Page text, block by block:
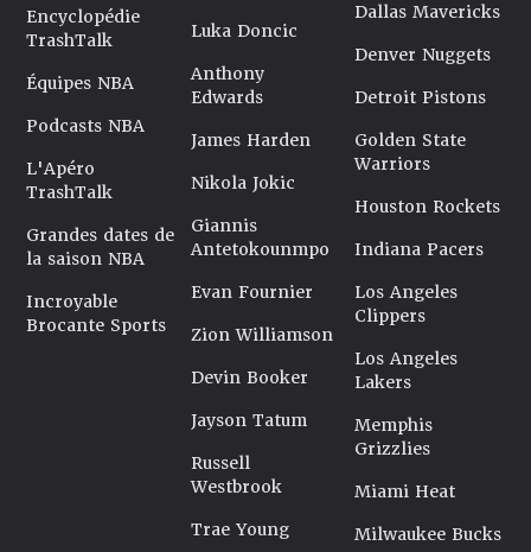
Encyclopédie
TrashTalk
Équipes NBA
Podcasts NBA
L'Apéro
TrashTalk
Grandes dates de
la saison NBA
Incroyable
Brocante Sports
Luka Doncic
Anthony
Edwards
James Harden
Nikola Jokic
Giannis
Antetokounmpo
Evan Fournier
Zion Williamson
Devin Booker
Jayson Tatum
Russell
Westbrook
Trae Young
Dallas Mavericks
Denver Nuggets
Detroit Pistons
Golden State
Warriors
Houston Rockets
Indiana Pacers
Los Angeles
Clippers
Los Angeles
Lakers
Memphis
Grizzlies
Miami Heat
Milwaukee Bucks